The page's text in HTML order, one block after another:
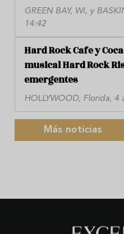
GREEN BAY, WI, y
14:42
Hard Rock Cafe y
musical Hard Rock
emergentes
HOLLYWOOD, Florida, 4
Más noticias